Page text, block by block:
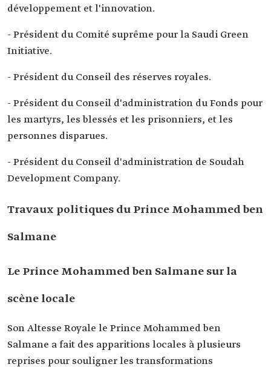
développement et l'innovation.
- Président du Comité suprême pour la Saudi Green
Initiative.
- Président du Conseil des réserves royales.
- Président du Conseil d'administration du Fonds pour
les martyrs, les blessés et les prisonniers, et les
personnes disparues.
- Président du Conseil d'administration de Soudah
Development Company.
Travaux politiques du Prince Mohammed ben
Salmane
Le Prince Mohammed ben Salmane sur la
scène locale
Son Altesse Royale le Prince Mohammed ben
Salmane a fait des apparitions locales à plusieurs
reprises pour souligner les transformations